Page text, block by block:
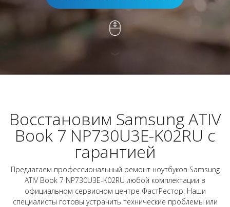
Восстановим Samsung ATIV
Book 7 NP730U3E-K02RU с
гарантией
Предлагаем профессиональный ремонт ноутбуков Samsung
ATIV Book 7 NP730U3E-K02RU любой комплектации в
официальном сервисном центре ФастРестор. Наши
специалисты готовы устранить технические проблемы или